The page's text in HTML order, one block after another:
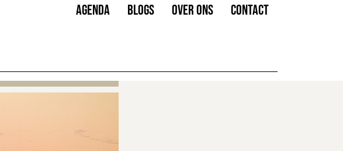
AGENDA BLOGS OVER ONS CONTACT